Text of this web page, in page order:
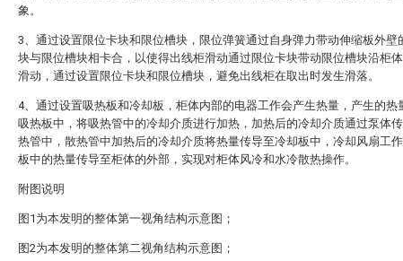
象。
3、通过设置限位卡块和限位槽块，限位弹簧通过自身弹力带动伸缩板外壁
块与限位槽块相卡合，以使得出线柜滑动通过限位卡块带动限位槽块沿柜
滑动，通过设置限位卡块和限位槽块，避免出线柜在取出时发生滑落。
4、通过设置吸热板和冷却板，柜体内部的电器工作会产生热量，产生的热
吸热板中，将吸热管中的冷却介质进行加热，加热后的冷却介质通过泵体
热管中，散热管中加热后的冷却介质将热量传导至冷却板中，冷却风扇工
板中的热量传导至柜体的外部，实现对柜体风冷和水冷散热操作。
附图说明
图1为本发明的整体第一视角结构示意图；
图2为本发明的整体第二视角结构示意图；